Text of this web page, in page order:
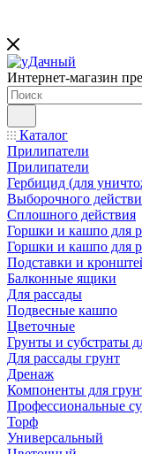
Интернет-магазин
Каталог
Прилипатели
Прилипатели
Гербицид (для
Выборочного
Сплошного действия
Горшки и кашпо для
Горшки и кашпо для
Подставки и
Балконные ящики
Для рассады
Подвесные кашпо
Цветочные
Грунты и субстраты
Для рассады грунт
Дренаж
Компоненты для
Профессиональные
Торф
Универсальный